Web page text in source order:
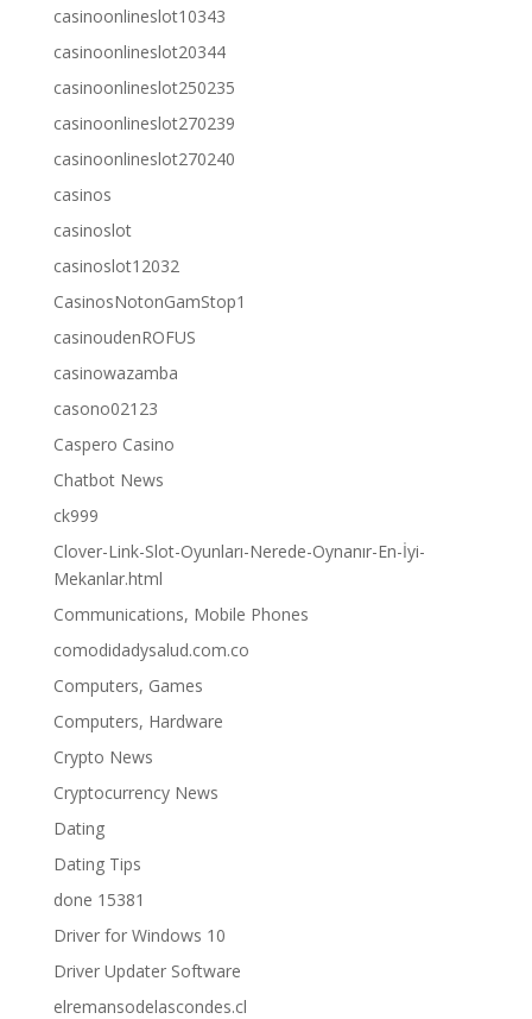
casinoonlineslot10343
casinoonlineslot20344
casinoonlineslot250235
casinoonlineslot270239
casinoonlineslot270240
casinos
casinoslot
casinoslot12032
CasinosNotonGamStop1
casinoudenROFUS
casinowazamba
casono02123
Caspero Casino
Chatbot News
ck999
Clover-Link-Slot-Oyunları-Nerede-Oynanır-En-İyi-
Mekanlar.html
Communications, Mobile Phones
comodidadysalud.com.co
Computers, Games
Computers, Hardware
Crypto News
Cryptocurrency News
Dating
Dating Tips
done 15381
Driver for Windows 10
Driver Updater Software
elremansodelascondes.cl